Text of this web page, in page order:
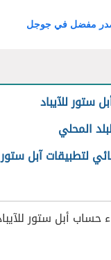
مفضل في جوجل
ستور للآيباد
المحلي
لتطبيقات آبل ستور